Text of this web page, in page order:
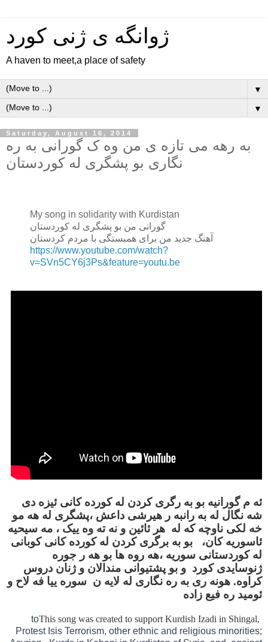
ژوانگه‌ ی ژنی كورد
A haven to meet,a place of safety
▼
▼
Saturday, August 16, 2014
به رهه می تازه ی من وه ک گورانی به ره
نگاری بو پشگری له کوردستان
My song in solidarity with Kurdistan
گورانی من بو پشگری له کوردستان
آهنگ جدید من برای همبستگی با مردم کردستان
https://www.youtube.com/watch?
v=SVn5CY6j3Ps&feature=youtu.be
ئه م گورانیه بو به رگری کردن له کورده کانی ئیزه دی
شه نگال له به رانبه ر هیرشی داعش ،پشگری له هه مو
خه لکی ناوچه که له هر ئائین و نه ته وه ییک ، مه سیحیه
ئاسوریه کان، بو به برگری کردن له کورده کانی کوبانی
له کوردستانی سوریه ،هه روه ها بو هه ر جوره
ژنوسایدی کورد و بو پشتیوانی مندالان و ژنان دروس
کراوه. هونه ری به ره نگاری له لایه ن سوره ییا فه لاح و
ئومید ره فیع زاده
This song was created to support Kurdish Izadi in Shingal,
to
Protest Isis Terrorism, other ethnic and religious minorities;